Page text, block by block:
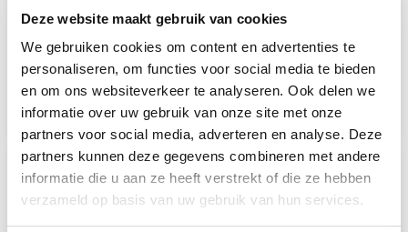
Deze website maakt gebruik van cookies
We gebruiken cookies om content en advertenties te
personaliseren, om functies voor social media te bieden
en om ons websiteverkeer te analyseren. Ook delen we
informatie over uw gebruik van onze site met onze
partners voor social media, adverteren en analyse. Deze
partners kunnen deze gegevens combineren met andere
informatie die u aan ze heeft verstrekt of die ze hebben
verzameld op basis van uw gebruik van hun services.
3
Het beveiligingssysteem zal door onze
eigen monteurs vakkundig worden
geïnstalleerd. Door onze kennis en
passie voor…
Lees meer
4 Tevreden klant
Pas als u tevreden bent zijn wij voldaan!
Wij zullen er dus ook alles aan doen…